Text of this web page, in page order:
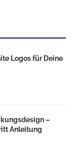
Logos für Deine
–
Anleitung